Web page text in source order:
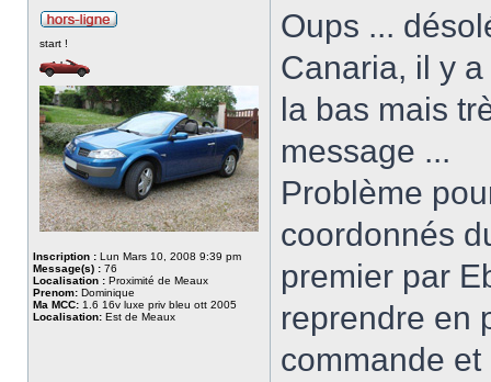
start !
Inscription : Lun Mars 10, 2008 9:39 pm
Message(s) : 76
Localisation : Proximité de Meaux
Prenom: Dominique
Ma MCC: 1.6 16v luxe priv bleu ott 2005
Localisation: Est de Meaux
Oups ...
Canaria, il y
la bas mais
message ...
Problème
coordonnés
premier par
reprendre en
commande